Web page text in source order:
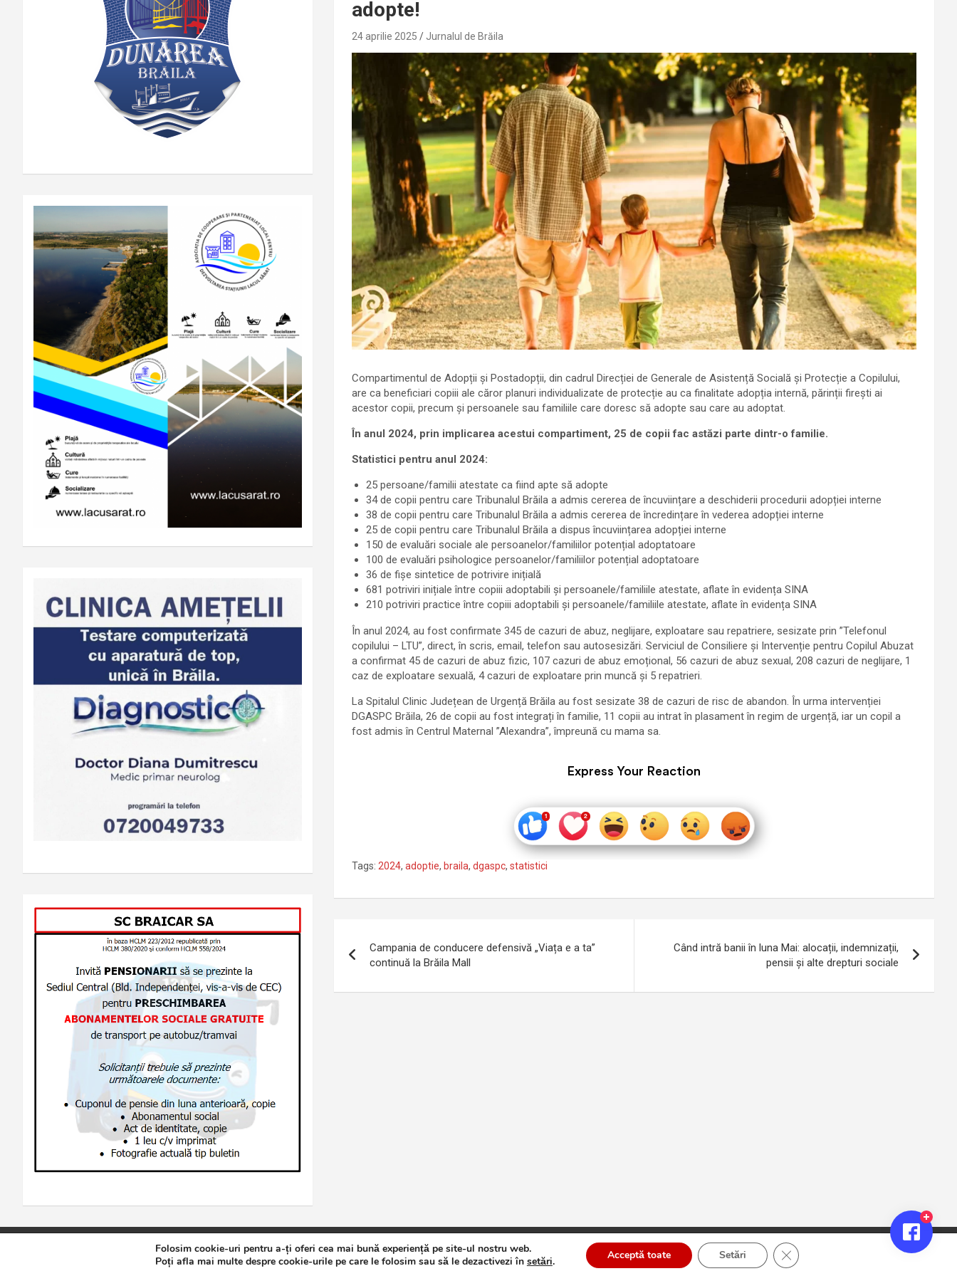
adopte!
24 aprilie 2025 Jurnalul de Brăila
Compartimentul de Adopții și Postadopții, din cadrul Direcției de Generale de Asistență Socială și Protecție a Copilului,
are ca beneficiari copiii ale căror planuri individualizate de protecție au ca finalitate adopția internă, părinții firești ai
acestor copii, precum și persoanele sau familiile care doresc să adopte sau care au adoptat.
În anul 2024, prin implicarea acestui compartiment, 25 de copii fac astăzi parte dintr-o familie.
Statistici pentru anul 2024:
25 persoane/familii atestate ca fiind apte să adopte
34 de copii pentru care Tribunalul Brăila a admis cererea de încuviințare a deschiderii procedurii adopției interne
38 de copii pentru care Tribunalul Brăila a admis cererea de încredințare în vederea adopției interne
25 de copii pentru care Tribunalul Brăila a dispus încuviințarea adopției interne
150 de evaluări sociale ale persoanelor/familiilor potențial adoptatoare
100 de evaluări psihologice persoanelor/familiilor potențial adoptatoare
36 de fișe sintetice de potrivire inițială
681 potriviri inițiale între copiii adoptabili și persoanele/familiile atestate, aflate în evidența SINA
210 potriviri practice între copiii adoptabili și persoanele/familiile atestate, aflate în evidența SINA
În anul 2024, au fost confirmate 345 de cazuri de abuz, neglijare, exploatare sau repatriere, sesizate prin ”Telefonul
copilului – LTU”, direct, în scris, email, telefon sau autosesizări. Serviciul de Consiliere și Intervenție pentru Copilul Abuzat
a confirmat 45 de cazuri de abuz fizic, 107 cazuri de abuz emoțional, 56 cazuri de abuz sexual, 208 cazuri de neglijare, 1
caz de exploatare sexuală, 4 cazuri de exploatare prin muncă și 5 repatrieri.
La Spitalul Clinic Județean de Urgență Brăila au fost sesizate 38 de cazuri de risc de abandon. În urma intervenției
DGASPC Brăila, 26 de copii au fost integrați în familie, 11 copii au intrat în plasament în regim de urgență, iar un copil a
fost admis în Centrul Maternal ”Alexandra”, împreună cu mama sa.
Express Your Reaction
Tags: 2024, adoptie, braila, dgaspc, statistici
în
articole
Campania de conducere defensivă „Viața e a ta”
continuă la Brăila Mall
Când intră banii în luna Mai: alocații, indemnizații,
pensii și alte drepturi sociale
Jurnalul de Brăila Politică de confidențialitate Theme by:Theme Horse Proudly Powered by: WordPress
Folosim cookie-uri pentru a-ți oferi cea mai bună experiență pe site-ul nostru web.
Poți afla mai multe despre cookie-urile pe care le folosim sau să le dezactivezi în setări. Acceptă toate Setări Close GDPR Cookie Banner